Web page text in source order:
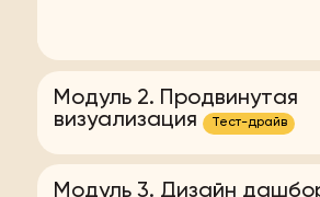
Модуль 2. Продвинутая
визуализация
Тест-драйв
Модуль 3. Дизайн